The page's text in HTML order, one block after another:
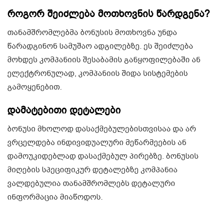
როგორ შეიძლება მოთხოვნის წარდგენა?
თანამშრომლებმა ბონუსის მოთხოვნა უნდა
წარადგინონ სამუშაო ადგილებზე. ეს შეიძლება
მოხდეს კომპანიის შესაბამის განყოფილებაში ან
ელექტრონულად, კომპანიის შიდა სისტემების
გამოყენებით.
დამატებითი დეტალები
ბონუსი მხოლოდ დასაქმებულებისთვისაა და არ
ვრცელდება ინდივიდუალური მეწარმეების ან
დამოუკიდებლად დასაქმებულ პირებზე. ბონუსის
მიღების სპეციფიკურ დეტალებზე კომპანია
ვალდებულია თანამშრომლებს დეტალური
ინფორმაცია მიაწოდოს.